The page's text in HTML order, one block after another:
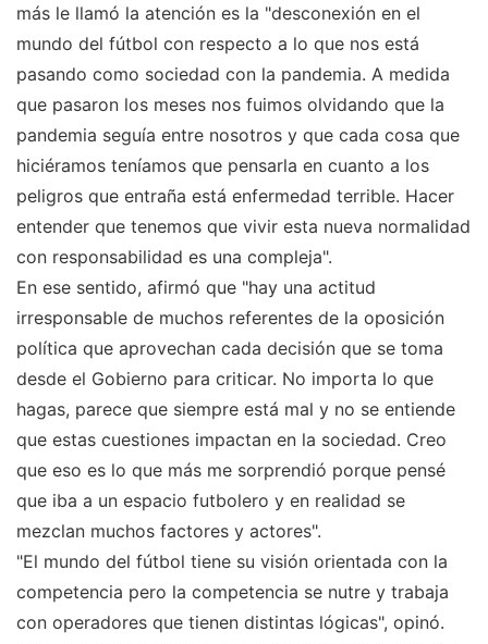
más le llamó la atención es la "desconexión en el
mundo del fútbol con respecto a lo que nos está
pasando como sociedad con la pandemia. A medida
que pasaron los meses nos fuimos olvidando que la
pandemia seguía entre nosotros y que cada cosa que
hiciéramos teníamos que pensarla en cuanto a los
peligros que entraña está enfermedad terrible. Hacer
entender que tenemos que vivir esta nueva normalidad
con responsabilidad es una compleja".
En ese sentido, afirmó que "hay una actitud
irresponsable de muchos referentes de la oposición
política que aprovechan cada decisión que se toma
desde el Gobierno para criticar. No importa lo que
hagas, parece que siempre está mal y no se entiende
que estas cuestiones impactan en la sociedad. Creo
que eso es lo que más me sorprendió porque pensé
que iba a un espacio futbolero y en realidad se
mezclan muchos factores y actores".
"El mundo del fútbol tiene su visión orientada con la
competencia pero la competencia se nutre y trabaja
con operadores que tienen distintas lógicas", opinó.